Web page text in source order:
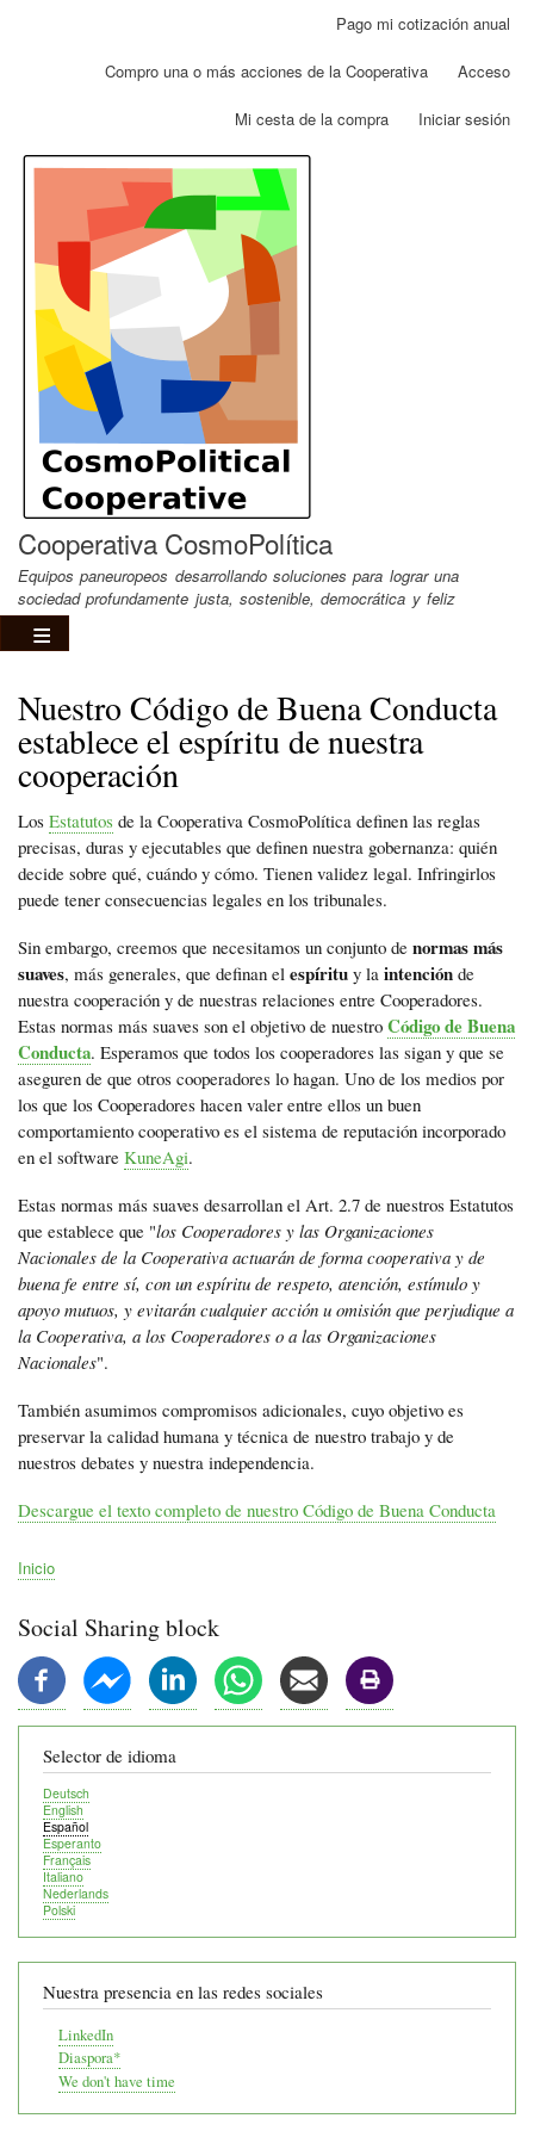
contenido
Pago mi cotización anual
Compro una o más acciones de la Cooperativa Acceso
Mi cesta de la compra Iniciar sesión
Cooperativa CosmoPolítica
Equipos paneuropeos desarrollando soluciones para lograr una
sociedad profundamente justa, sostenible, democrática y feliz
Nuestro Código de Buena Conducta
establece el espíritu de nuestra
cooperación
Los Estatutos de la Cooperativa CosmoPolítica definen las reglas
precisas, duras y ejecutables que definen nuestra gobernanza: quién
decide sobre qué, cuándo y cómo. Tienen validez legal. Infringirlos
puede tener consecuencias legales en los tribunales.
Sin embargo, creemos que necesitamos un conjunto de normas más
suaves, más generales, que definan el espíritu y la intención de
nuestra cooperación y de nuestras relaciones entre Cooperadores.
Estas normas más suaves son el objetivo de nuestro Código de Buena
Conducta. Esperamos que todos los cooperadores las sigan y que se
aseguren de que otros cooperadores lo hagan. Uno de los medios por
los que los Cooperadores hacen valer entre ellos un buen
comportamiento cooperativo es el sistema de reputación incorporado
en el software KuneAgi.
Estas normas más suaves desarrollan el Art. 2.7 de nuestros Estatutos
que establece que "los Cooperadores y las Organizaciones
Nacionales de la Cooperativa actuarán de forma cooperativa y de
buena fe entre sí, con un espíritu de respeto, atención, estímulo y
apoyo mutuos, y evitarán cualquier acción u omisión que perjudique a
la Cooperativa, a los Cooperadores o a las Organizaciones
Nacionales".
También asumimos compromisos adicionales, cuyo objetivo es
preservar la calidad humana y técnica de nuestro trabajo y de
nuestros debates y nuestra independencia.
Descargue el texto completo de nuestro Código de Buena Conducta
de
navegación
Inicio
Social Sharing block
Selector de idioma
Deutsch
English
Español
Esperanto
Français
Italiano
Nederlands
Polski
Nuestra presencia en las redes sociales
LinkedIn
Diaspora*
We don't have time